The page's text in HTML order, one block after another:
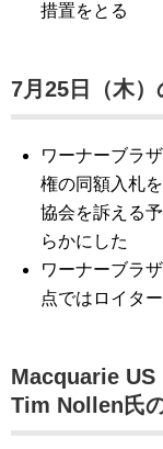
措置をとる
7月25日（木
ワーナーブラ
権の同額入札
協会を訴える
らかにした
ワーナーブラ
点ではロイタ
Macquarie US
Tim Nollen氏